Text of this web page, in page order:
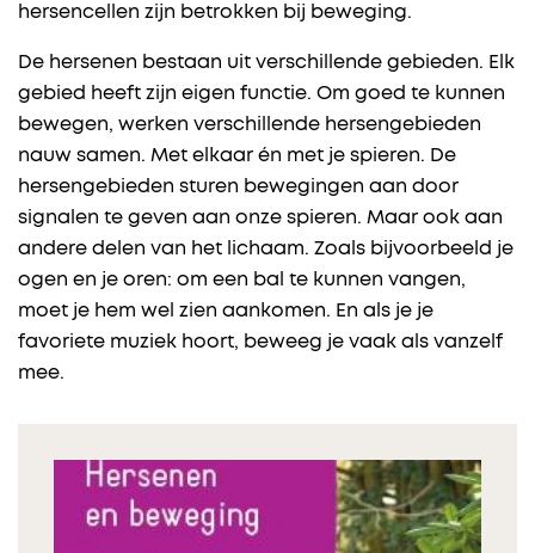
hersencellen zijn betrokken bij beweging.
De hersenen bestaan uit verschillende gebieden. Elk
gebied heeft zijn eigen functie. Om goed te kunnen
bewegen, werken verschillende hersengebieden
nauw samen. Met elkaar én met je spieren. De
hersengebieden sturen bewegingen aan door
signalen te geven aan onze spieren. Maar ook aan
andere delen van het lichaam. Zoals bijvoorbeeld je
ogen en je oren: om een bal te kunnen vangen,
moet je hem wel zien aankomen. En als je je
favoriete muziek hoort, beweeg je vaak als vanzelf
mee.